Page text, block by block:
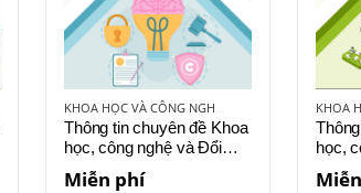
KHOA HỌC VÀ CÔNG NGHỆ VIỆT NAM
Thông tin chuyên đề Khoa
học, công nghệ và Đổi
mới sáng tạo số 10-2023
Miễn phí
học,
mới